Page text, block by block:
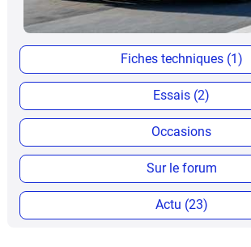
Fiches techniques (1)
Essais (2)
Occasions
Sur le forum
Actu (23)